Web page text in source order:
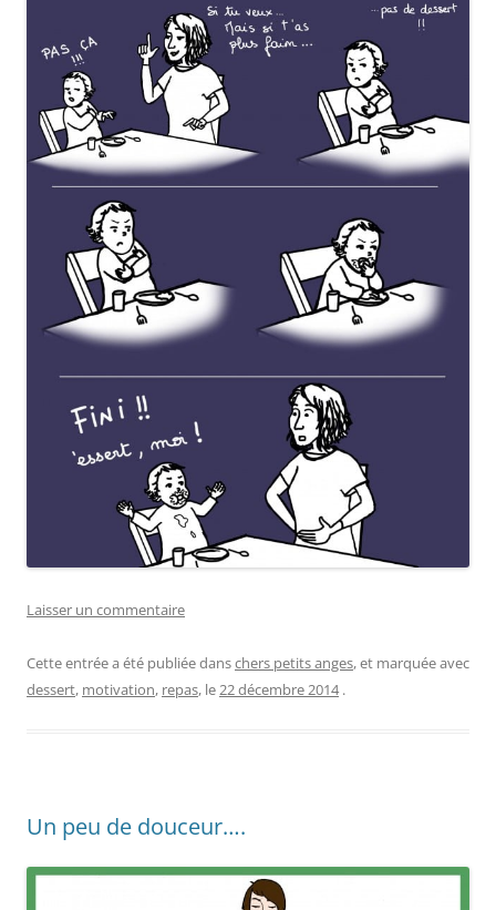
Laisser un commentaire
Cette entrée a été publiée danschers petits anges, et marquée avec
dessert, motivation, repas, le22 décembre 2014 .
Un peu de douceur….